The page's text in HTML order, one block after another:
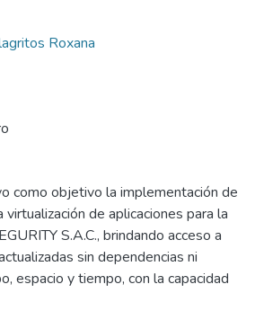
Roxana
como objetivo la implementación de
de aplicaciones para la
S.A.C., brindando acceso a
sin dependencias ni
espacio y tiempo, con la capacidad